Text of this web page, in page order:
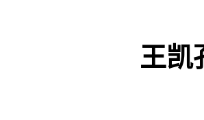
王凯